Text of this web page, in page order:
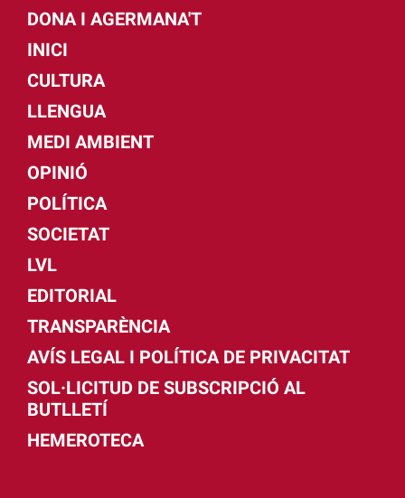
DONA I AGERMANA'T
INICI
CULTURA
LLENGUA
MEDI AMBIENT
OPINIÓ
POLÍTICA
SOCIETAT
LVL
EDITORIAL
TRANSPARÈNCIA
AVÍS LEGAL I POLÍTICA DE PRIVACITAT
SOL·LICITUD DE SUBSCRIPCIÓ AL
BUTLLETÍ
HEMEROTECA